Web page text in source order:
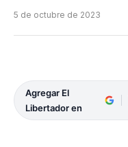
5 de octubre de 2023
Agregar El
Libertador en